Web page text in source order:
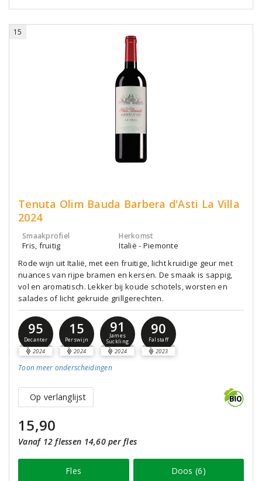
15
Tenuta Olim Bauda Barbera d'Asti La Villa
2024
Smaakprofiel
Fris, fruitig
Herkomst
Italië - Piemonte
Rode wijn uit Italië, met een fruitige, licht kruidige geur met
nuances van rijpe bramen en kersen. De smaak is sappig,
vol en aromatisch. Lekker bij koude schotels, worsten en
salades of licht gekruide grillgerechten.
95
Decanter
2024
15
Perswijn
2024
91
James
Suckling
2024
90
Falstaff
2023
Toon meer onderscheidingen
Op verlanglijst
15,90
Vanaf 12 flessen 14,60 per fles
Fles Doos (6)